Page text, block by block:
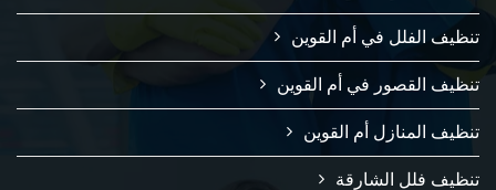
تنظيف الفلل في أم القوين
تنظيف القصور في أم القوين
تنظيف المنازل أم القوين
تنظيف فلل الشارقة